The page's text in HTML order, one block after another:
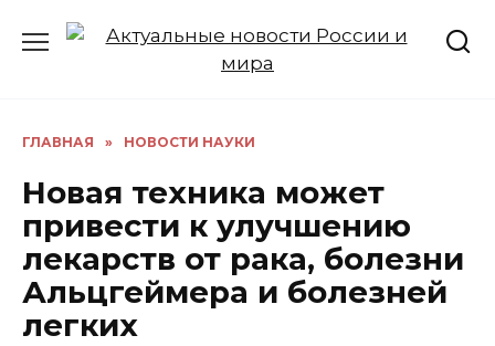
ГЛАВНАЯ » НОВОСТИ НАУКИ
Новая техника может
привести к улучшению
лекарств от рака, болезни
Альцгеймера и болезней
легких